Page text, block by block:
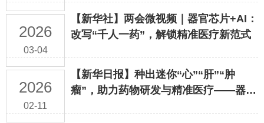
2026
03-04
【新华社】两会微视频｜器官芯片+AI：
改写“千人一药”，解锁精准医疗新范式
2026
02-11
【新华日报】种出迷你“心”“肝”“肿
瘤”，助力药物研发与精准医疗——器官